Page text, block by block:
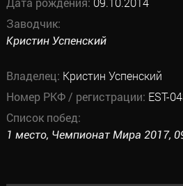
Заводчик:
Кристин Успенский
Владелец: Кристин Успенский
Номер РКФ / регистрации: EST-
Список побед:
1 место, Чемпионат Мира 2017,